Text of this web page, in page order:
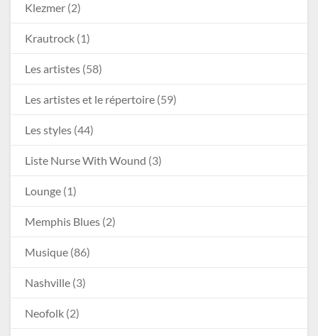
Klezmer (2)
Krautrock (1)
Les artistes (58)
Les artistes et le répertoire (59)
Les styles (44)
Liste Nurse With Wound (3)
Lounge (1)
Memphis Blues (2)
Musique (86)
Nashville (3)
Neofolk (2)